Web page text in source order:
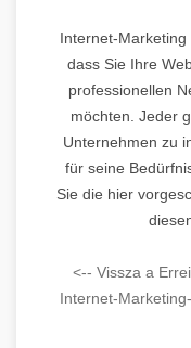
Internet-Marketing
dass Sie Ihre
professionellen
möchten. Jeder
Unternehmen zu
für seine
Sie die hier
<-- Vissza a
Internet-